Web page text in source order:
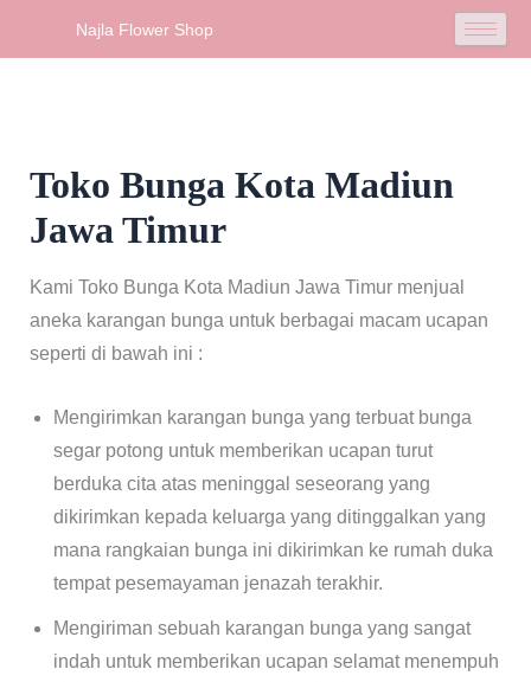
Najla Flower Shop
Toko Bunga Kota Madiun
Jawa Timur
Kami Toko Bunga Kota Madiun Jawa Timur menjual
aneka karangan bunga untuk berbagai macam ucapan
seperti di bawah ini :
Mengirimkan karangan bunga yang terbuat bunga
segar potong untuk memberikan ucapan turut
berduka cita atas meninggal seseorang yang
dikirimkan kepada keluarga yang ditinggalkan yang
mana rangkaian bunga ini dikirimkan ke rumah duka
tempat pesemayaman jenazah terakhir.
Mengiriman sebuah karangan bunga yang sangat
indah untuk memberikan ucapan selamat menempuh